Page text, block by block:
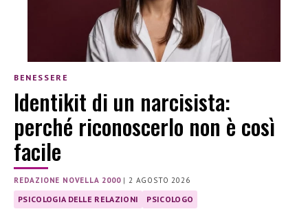
BENESSERE
Identikit di un narcisista:
perché riconoscerlo non è così
facile
REDAZIONE NOVELLA 2000|2 AGOSTO 2026
PSICOLOGIA DELLE RELAZIONI PSICOLOGO